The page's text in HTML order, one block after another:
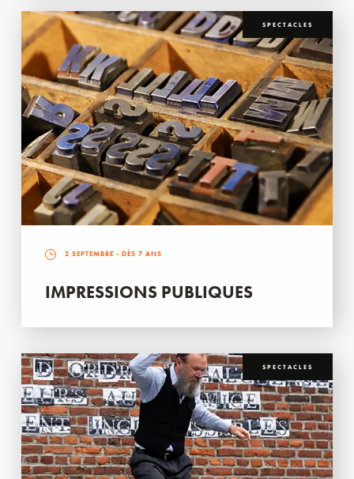
SPECTACLES
2 SEPTEMBRE - DÈS 7 ANS
IMPRESSIONS PUBLIQUES
SPECTACLES